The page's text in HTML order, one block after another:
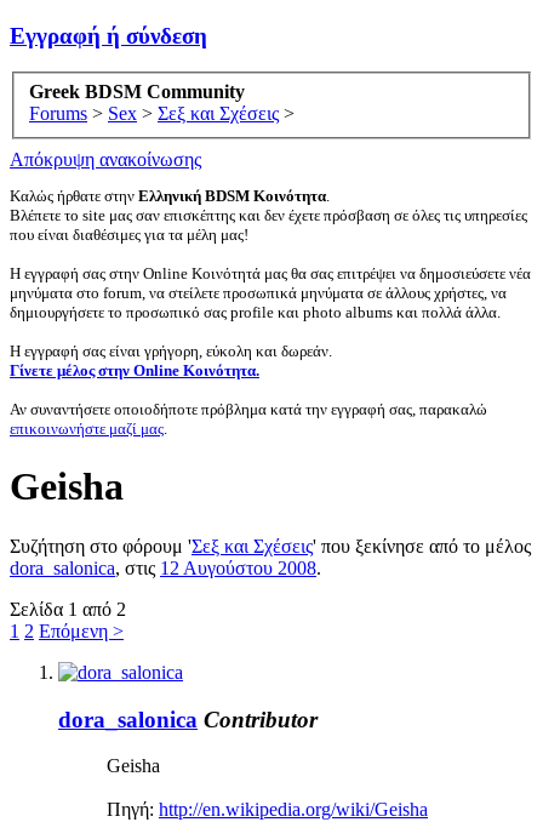
Εγγραφή ή σύνδεση
Greek BDSM Community
Forums > Sex > Σεξ και Σχέσεις >
Απόκρυψη ανακοίνωσης
Καλώς ήρθατε στην Ελληνική BDSM Κοινότητα.
Βλέπετε το site μας σαν επισκέπτης και δεν έχετε πρόσβαση σε όλες τις υπηρεσίες
που είναι διαθέσιμες για τα μέλη μας!
Η εγγραφή σας στην Online Κοινότητά μας θα σας επιτρέψει να δημοσιεύσετε νέα
μηνύματα στο forum, να στείλετε προσωπικά μηνύματα σε άλλους χρήστες, να
δημιουργήσετε το προσωπικό σας profile και photo albums και πολλά άλλα.
Η εγγραφή σας είναι γρήγορη, εύκολη και δωρεάν.
Γίνετε μέλος στην Online Κοινότητα.
Αν συναντήσετε οποιοδήποτε πρόβλημα κατά την εγγραφή σας, παρακαλώ
επικοινωνήστε μαζί μας.
Geisha
Συζήτηση στο φόρουμ 'Σεξ και Σχέσεις' που ξεκίνησε από το μέλος
dora_salonica, στις 12 Αυγούστου 2008.
Σελίδα 1 από 2
1 2 Επόμενη >
dora_salonica Contributor
Geisha
Πηγή: http://en.wikipedia.org/wiki/Geisha